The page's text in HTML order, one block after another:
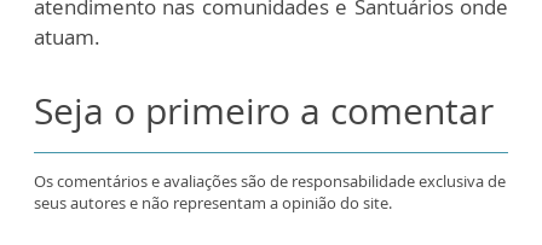
atendimento nas comunidades e Santuários onde
atuam.
Seja o primeiro a comentar
Os comentários e avaliações são de responsabilidade exclusiva de
seus autores e não representam a opinião do site.